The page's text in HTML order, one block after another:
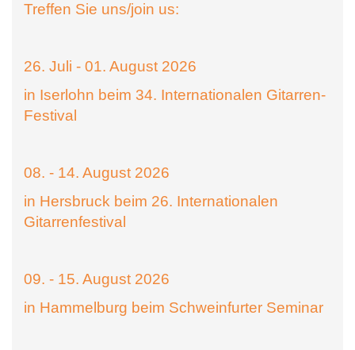
Treffen Sie uns/join us:
26. Juli - 01. August 2026
in Iserlohn beim 34. Internationalen Gitarren-
Festival
08. - 14. August 2026
in Hersbruck beim 26. Internationalen
Gitarrenfestival
09. - 15. August 2026
in Hammelburg beim Schweinfurter Seminar